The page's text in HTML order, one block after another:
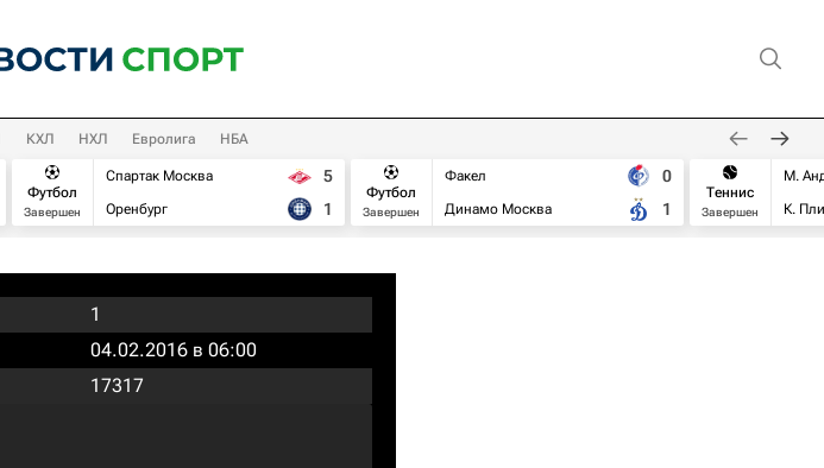
КХЛ НХЛ Евролига НБА
Футбол
Завершен
Спартак Москва
Оренбург
5
1
Футбол
Завершен
Факел
Динамо Москва
0
1
Теннис
Завершен
М.
К.
1
04.02.2016 в 06:00
17317